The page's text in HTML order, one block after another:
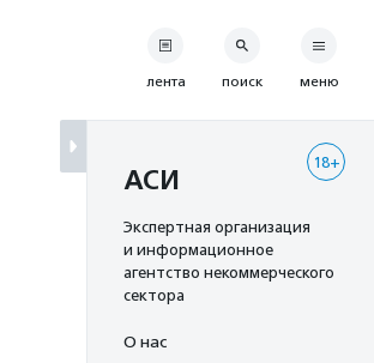
лента поиск меню
18+
АСИ
Экспертная организация
и информационное
агентство некоммерческого
сектора
О нас